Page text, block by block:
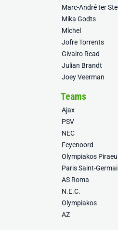
Marc-André ter
Mika Godts
Míchel
Jofre Torrents
Givairo Read
Julian Brandt
Joey Veerman
Teams
Ajax
PSV
NEC
Feyenoord
Olympiakos
Paris Saint-
AS Roma
N.E.C.
Olympiakos
AZ